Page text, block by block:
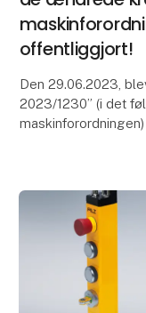
offentliggjort!
Den 29.06.2023,
2023/1230” (i det